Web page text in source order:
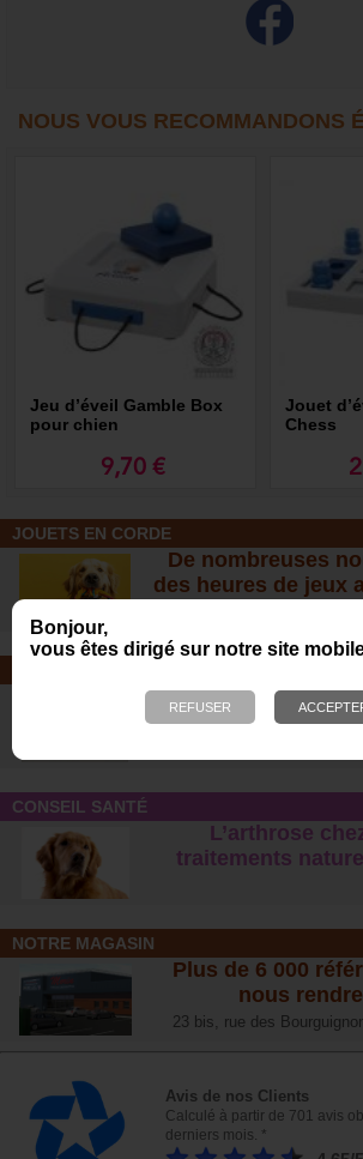
Bonjour,
vous êtes dirigé sur notre site
NOUS VOUS RECOMMANDONS
Jeu d’éveil Gamble Box
pour chien
9,70 €
Jouet
Chess
JOUETS EN CORDE
De nombreuses
des heures de jeux
Tout pour l'hygiène
votre
CONSEIL SANTÉ
L’arthrose
traitements
NOTRE MAGASIN
Plus de 6 000
nous
23 bis, rue des
Avis de nos Clients
Calculé à partir de 701 avis
derniers mois. *